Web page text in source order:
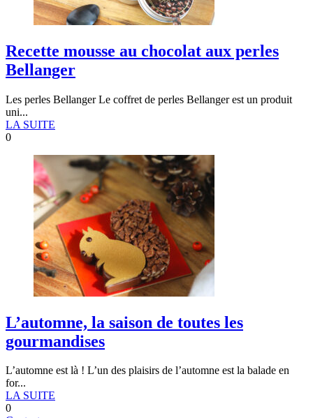
Recette mousse au chocolat aux perles
Bellanger
Les perles Bellanger Le coffret de perles Bellanger est un produit
uni...
LA SUITE
0
L’automne, la saison de toutes les
gourmandises
L’automne est là ! L’un des plaisirs de l’automne est la balade en
for...
LA SUITE
0